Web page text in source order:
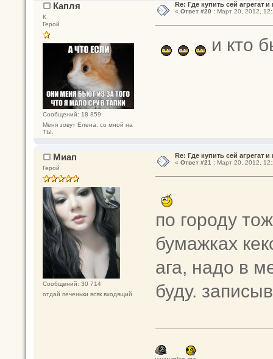
Капля
К
Герой
Сообщений: 18 859
Меня зовут Елена, со мной на
ТЫ.
Re: Где купить сей агрегат
« Ответ #20 :Март 20, 2012,
и кто
Миап
Герой
Сообщений: 30 714
отдай печеньки всяк входящий
Re: Где купить сей агрегат
« Ответ #21 :Март 20, 2012,
по городу
бумажках
ага, надо в
буду.